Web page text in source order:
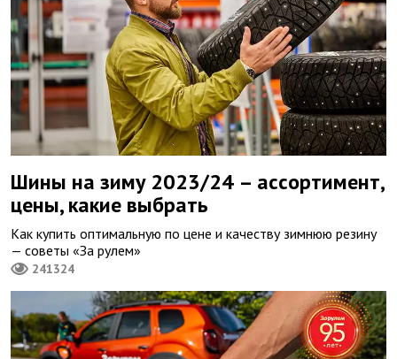
Шины на зиму 2023/24 – ассортимент,
цены, какие выбрать
Как купить оптимальную по цене и качеству зимнюю резину
— советы «За рулем»
241324